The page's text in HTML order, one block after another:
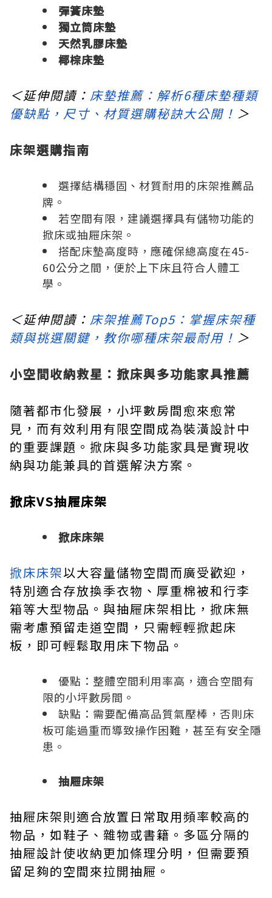
彈簧床墊
獨立筒床墊
天然乳膠床墊
椰棕床墊
＜延伸閱讀： 床墊推薦：解析6種床墊種類
優缺點，尺寸、材質選購秘訣大公開！ ＞
床架選購指南
選擇結構穩固、材質耐用的床架推薦品
牌。
若空間有限，建議選擇具有儲物功能的
掀床或抽屜床架。
搭配床墊高度時，應確保總高度在45-
60公分之間，便於上下床且符合人體工
學。
＜延伸閱讀： 床架推薦Top5：掌握床架種
類與挑選關鍵，教你哪種床架最耐用！ ＞
小空間收納救星：掀床與多功能家具推薦
隨著都市化發展，小坪數房間愈來愈常
見，而有效利用有限空間成為裝潢設計中
的重要課題。掀床與多功能家具是實現收
納與功能兼具的首選解決方案。
掀床VS抽屜床架
掀床床架
掀床床架以大容量儲物空間而廣受歡迎，
特別適合存放換季衣物、厚重棉被和行李
箱等大型物品。與抽屜床架相比，掀床無
需考慮預留走道空間，只需輕輕掀起床
板，即可輕鬆取用床下物品。
優點：整體空間利用率高，適合空間有
限的小坪數房間。
缺點：需要配備高品質氣壓棒，否則床
板可能過重而導致操作困難，甚至有安全隱
患。
抽屜床架
抽屜床架則適合放置日常取用頻率較高的
物品，如鞋子、雜物或書籍。多區分隔的
抽屜設計使收納更加條理分明，但需要預
留足夠的空間來拉開抽屜。